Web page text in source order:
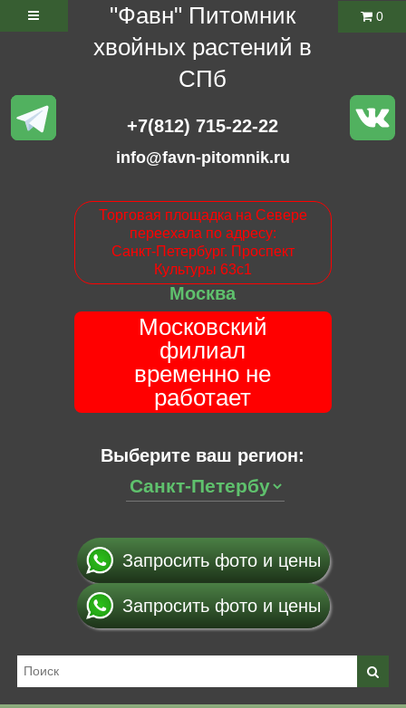
"Фавн" Питомник
хвойных растений в
СПб
+7(812) 715-22-22
info@favn-pitomnik.ru
Торговая площадка на Севере
переехала по адресу:
Санкт-Петербург. Проспект
Культуры 63с1
Москва
Московский
филиал
временно не
работает
Выберите ваш регион:
0
Запросить фото и цены
Запросить фото и цены